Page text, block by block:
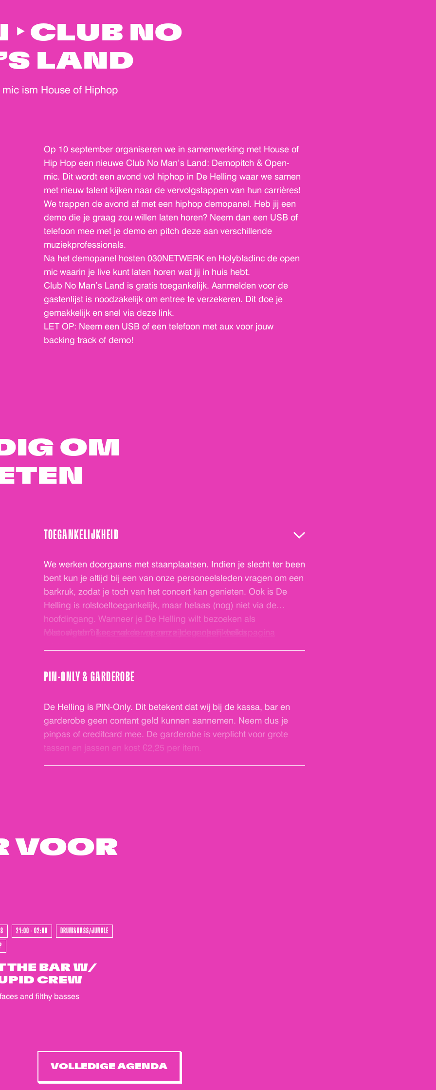
‣ CLUB NO
LAND
ism House of Hiphop
Op 10 september organiseren we in samenwerking met House of
Hip Hop een nieuwe Club No Man’s Land: Demopitch & Open-
mic. Dit wordt een avond vol hiphop in De Helling waar we samen
met nieuw talent kijken naar de vervolgstappen van hun carrières!
We trappen de avond af met een hiphop demopanel. Heb jij een
demo die je graag zou willen laten horen? Neem dan een USB of
telefoon mee met je demo en pitch deze aan verschillende
muziekprofessionals.
Na het demopanel hosten 030NETWERK en Holybladinc de open
mic waarin je live kunt laten horen wat jij in huis hebt.
Club No Man’s Land is gratis toegankelijk. Aanmelden voor de
gastenlijst is noodzakelijk om entree te verzekeren. Dit doe je
gemakkelijk en snel via deze link.
LET OP: Neem een USB of een telefoon met aux voor jouw
backing track of demo!
OM
TOEGANKELIJKHEID
We werken doorgaans met staanplaatsen. Indien je slecht ter been
bent kun je altijd bij een van onze personeelsleden vragen om een
barkruk, zodat je toch van het concert kan genieten. Ook is De
Helling is rolstoeltoegankelijk, maar helaas (nog) niet via de
hoofdingang. Wanneer je De Helling wilt bezoeken als
rolstoelgebruiker, maken we een zijdeur open welke
Voor ons personeel is het fijn als je voor het evenement contact wilt
je zo goed mogelijk kunnen ontvangen.
Meer weten?Lees verder op onze toegankelijkheidspagina
PIN-ONLY & GARDEROBE
De Helling is PIN-Only. Dit betekent dat wij bij de kassa, bar en
garderobe geen contant geld kunnen aannemen. Neem dus je
pinpas of creditcard mee. De garderobe is verplicht voor grote
tassen en jassen en kost €2,25 per item.
VOOR
21:00 - 02:00
DRUM&BASS/JUNGLE
THE BAR W/
CREW
and filthy basses
VOLLEDIGE AGENDA